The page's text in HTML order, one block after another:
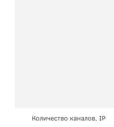
Количество каналов, IP